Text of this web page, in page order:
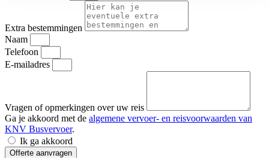
Extra bestemmingen
Naam
Telefoon
E-mailadres
Vragen of opmerkingen over uw reis
Ga je akkoord met de algemene vervoer- en reisvoorwaarden van
KNV Busvervoer.
Ik ga akkoord
Offerte aanvragen